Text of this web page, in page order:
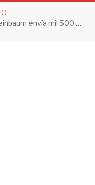
Tras presión de Estados Unidos, Sheinbaum envía mil 500 soldados a Michoacán